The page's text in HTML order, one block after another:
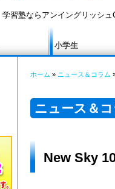
習塾ならアンイングリッシュ
小学生
ホーム » ニュース＆コラム
ニュース＆
New Sky